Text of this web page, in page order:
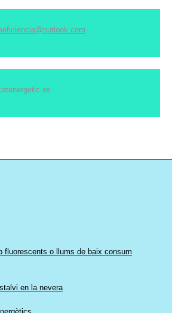
fluorescents o llums de baix consum
en la nevera